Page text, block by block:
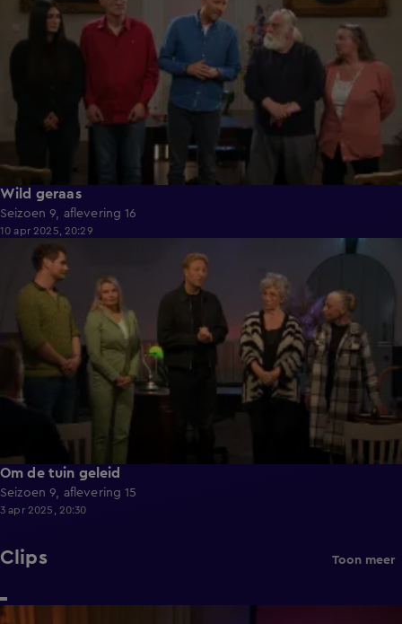
Wild geraas
Seizoen 9, aflevering 16
10 apr 2025, 20:29
Om de tuin geleid
Seizoen 9, aflevering 15
3 apr 2025, 20:30
Clips Toon meer
3:33